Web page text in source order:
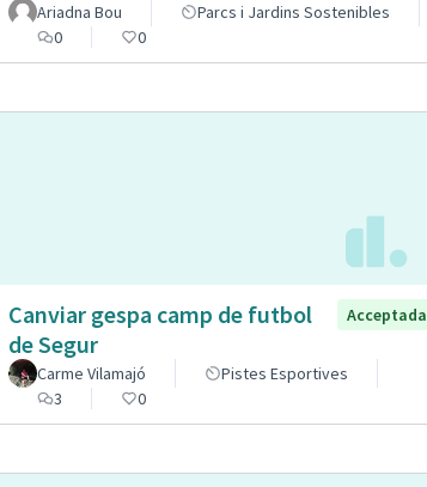
Ariadna Bou
Parcs i Jardins Sostenibles
0
0
Canviar gespa camp de futbol
de Segur
Acceptada
Carme Vilamajó
Pistes Esportives
3
0